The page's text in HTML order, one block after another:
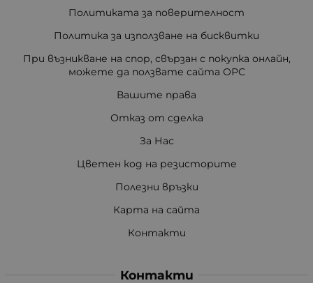
Политиката за поверителност
Политика за използване на бисквитки
При възникване на спор, свързан с покупка онлайн,
можете да ползвате сайта ОРС
Вашите права
Отказ от сделка
За Нас
Цветен код на резисторите
Полезни връзки
Карта на сайта
Контакти
Контакти